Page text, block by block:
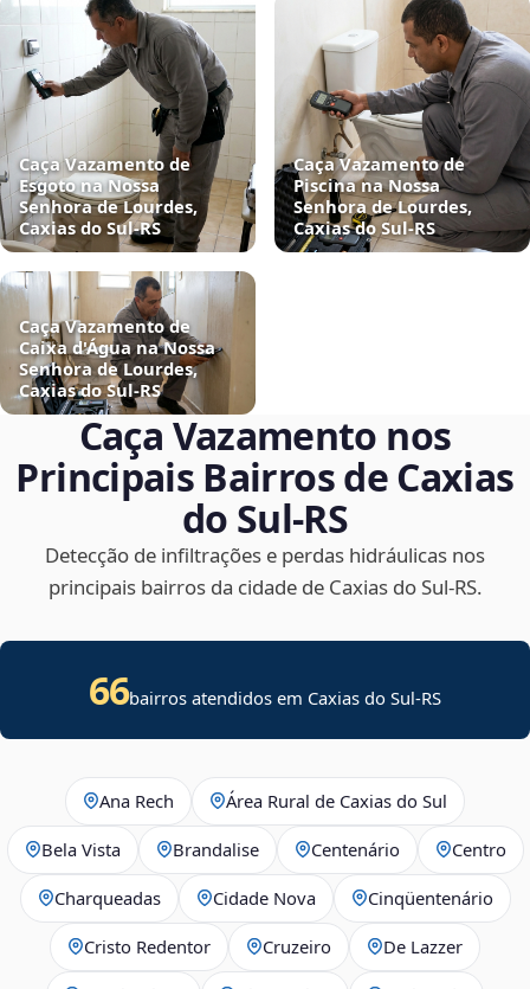
Caça Vazamento de
Esgoto na Nossa
Senhora de Lourdes,
Caxias do Sul‑RS
Caça Vazamento de
Piscina na Nossa
Senhora de Lourdes,
Caxias do Sul‑RS
Caça Vazamento de
Caixa d'Água na Nossa
Senhora de Lourdes,
Caxias do Sul‑RS
Caça Vazamento nos
Principais Bairros de Caxias
do Sul‑RS
Detecção de infiltrações e perdas hidráulicas nos
principais bairros da cidade de Caxias do Sul‑RS.
66bairros atendidos em Caxias do Sul-RS
Ana Rech Área Rural de Caxias do Sul
Bela Vista Brandalise Centenário Centro
Charqueadas Cidade Nova Cinqüentenário
Cristo Redentor Cruzeiro De Lazzer